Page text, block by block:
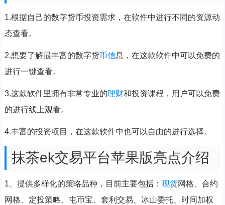
1.根据自己的数字货币投资需求，在软件中进行不同的资源动
态查看。
2.想要了解最丰富的数字货币信息，在这款软件中可以免费的
进行一键查看。
3.这款软件里拥有非常专业的理财和投资课程，用户可以免费
的进行线上观看。
4.丰富的投资项目，在这款软件中也可以自由的进行选择。
抹茶ek交易平台苹果版亮点介绍
1、提供多样化的策略品种，目前主要包括： 现货网格、合约
网格、定投策略、屯币宝、套利交易、冰山委托、时间加权